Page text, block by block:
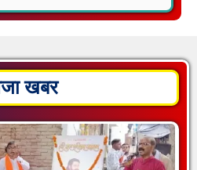
खबर